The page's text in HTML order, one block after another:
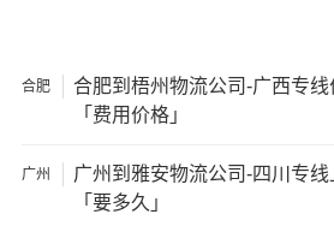
温馨提示
★ 本站所列邯郸到贺州物流专线费
需详细了解最低资费请电话咨询。
合肥
合肥到梧州物流公司-广西专线
「费用价格」
广州
广州到雅安物流公司-四川专线
「要多久」